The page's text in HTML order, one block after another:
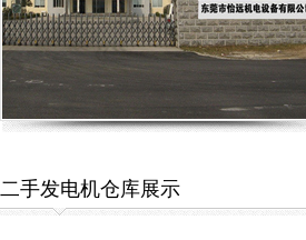
二手发电机仓库展示